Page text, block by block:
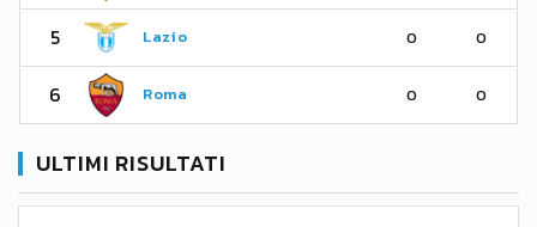
5 Lazio 0 0
6 Roma 0 0
ULTIMI RISULTATI